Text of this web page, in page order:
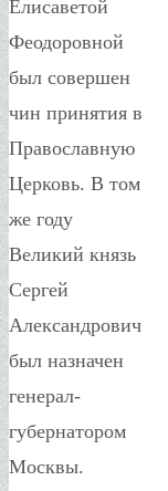
Елисаветой
Феодоровной
был совершен
чин принятия в
Православную
Церковь. В том
же году
Великий князь
Сергей
Александрович
был назначен
генерал-
губернатором
Москвы.